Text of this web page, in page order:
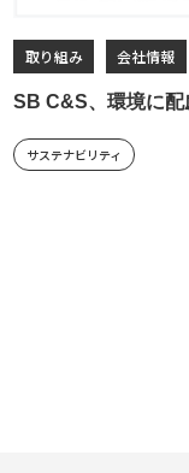
取り組み 会社情報
SB C&S、環境に配
サステナビリティ